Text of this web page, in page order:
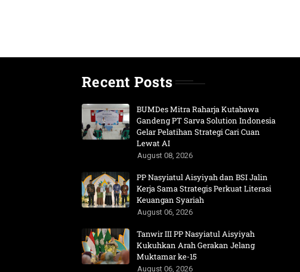
Recent Posts
BUMDes Mitra Raharja Kutabawa
Gandeng PT Sarva Solution Indonesia
Gelar Pelatihan Strategi Cari Cuan
Lewat AI
August 08, 2026
PP Nasyiatul Aisyiyah dan BSI Jalin
Kerja Sama Strategis Perkuat Literasi
Keuangan Syariah
August 06, 2026
Tanwir III PP Nasyiatul Aisyiyah
Kukuhkan Arah Gerakan Jelang
Muktamar ke-15
August 06, 2026